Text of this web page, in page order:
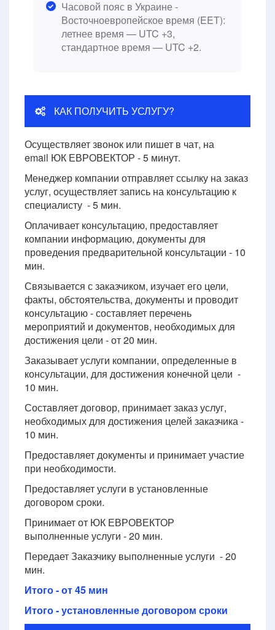
Часовой пояс в Украине -
Восточноевропейское время (EET):
летнее время — UTC +3,
стандартное время — UTC +2.
КАК ПОЛУЧИТЬ УСЛУГУ?
Осуществляет звонок или пишет в чат, на
email ЮК ЕВРОВЕКТОР - 5 минут.
Менеджер компании отправляет ссылку на заказ
услуг, осуществляет запись на консультацию к
специалисту - 5 мин.
Оплачивает консультацию, предоставляет
компании информацию, документы для
проведения предварительной консультации - 10
мин.
Связывается с заказчиком, изучает его цели,
факты, обстоятельства, документы и проводит
консультацию - составляет перечень
мероприятий и документов, необходимых для
достижения цели - от 20 мин.
Заказывает услуги компании, определенные в
консультации, для достижения конечной цели -
10 мин.
Составляет договор, принимает заказ услуг,
необходимых для достижения целей заказчика -
10 мин.
Предоставляет документы и принимает участие
при необходимости.
Предоставляет услуги в установленные
договором сроки.
Принимает от ЮК ЕВРОВЕКТОР
выполненные услуги - 20 мин.
Передает Заказчику выполненные услуги - 20
мин.
Итого - от 45 мин
Итого - установленные договором сроки